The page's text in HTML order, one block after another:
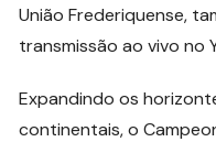
União Frederiquense,
transmissão ao vivo no
Expandindo os
continentais, o